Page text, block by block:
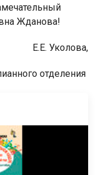
Жданова!
Е.Е. Уколова,
отделения